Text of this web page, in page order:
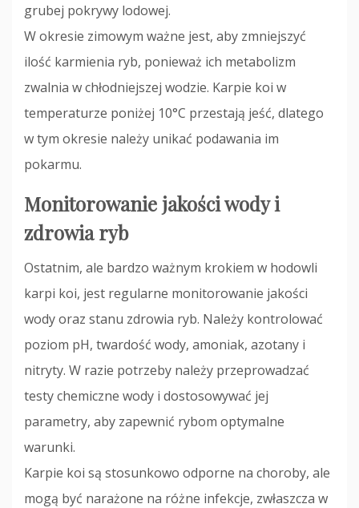
grubej pokrywy lodowej.
W okresie zimowym ważne jest, aby zmniejszyć
ilość karmienia ryb, ponieważ ich metabolizm
zwalnia w chłodniejszej wodzie. Karpie koi w
temperaturze poniżej 10°C przestają jeść, dlatego
w tym okresie należy unikać podawania im
pokarmu.
Monitorowanie jakości wody i
zdrowia ryb
Ostatnim, ale bardzo ważnym krokiem w hodowli
karpi koi, jest regularne monitorowanie jakości
wody oraz stanu zdrowia ryb. Należy kontrolować
poziom pH, twardość wody, amoniak, azotany i
nitryty. W razie potrzeby należy przeprowadzać
testy chemiczne wody i dostosowywać jej
parametry, aby zapewnić rybom optymalne
warunki.
Karpie koi są stosunkowo odporne na choroby, ale
mogą być narażone na różne infekcje, zwłaszcza w